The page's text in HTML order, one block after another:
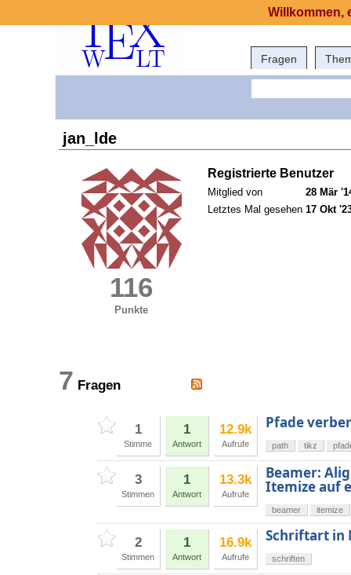
Fragen
jan_lde
116
Punkte
Registrierte Benutzer
Mitglied von
28 Mär
Letztes Mal gesehen 17 Okt
7 Fragen
1
Stimme
1
Antwort
12.9k
Aufrufe
Pfade
path tikz
3
Stimmen
1
Antwort
13.3k
Aufrufe
Beamer:
Itemize auf
beamer itemize
2
Stimmen
1
Antwort
16.9k
Aufrufe
Schriftart in
schriften
Willkommen,